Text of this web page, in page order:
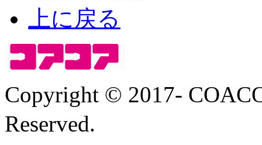
上に戻る
Copyright © 2017-
Reserved.